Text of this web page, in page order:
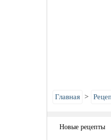
Главная
Новые рецепты